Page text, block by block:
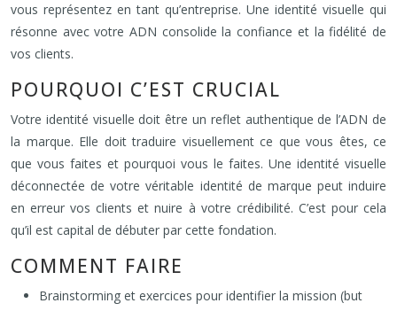
vous représentez en tant qu’entreprise. Une identité visuelle qui
résonne avec votre ADN consolide la confiance et la fidélité de
vos clients.
POURQUOI C’EST CRUCIAL
Votre identité visuelle doit être un reflet authentique de l’ADN de
la marque. Elle doit traduire visuellement ce que vous êtes, ce
que vous faites et pourquoi vous le faites. Une identité visuelle
déconnectée de votre véritable identité de marque peut induire
en erreur vos clients et nuire à votre crédibilité. C’est pour cela
qu’il est capital de débuter par cette fondation.
COMMENT FAIRE
Brainstorming et exercices pour identifier la mission (but